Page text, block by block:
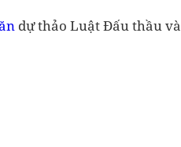
dự thảo Luật Đấu thầu và